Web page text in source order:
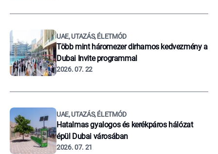
UAE, UTAZÁS, ÉLETMÓD
Több mint háromezer dirhamos kedvezmény a
Dubai Invite programmal
2026. 07. 22
UAE, UTAZÁS, ÉLETMÓD
Hatalmas gyalogos és kerékpáros hálózat
épül Dubai városában
2026. 07. 21